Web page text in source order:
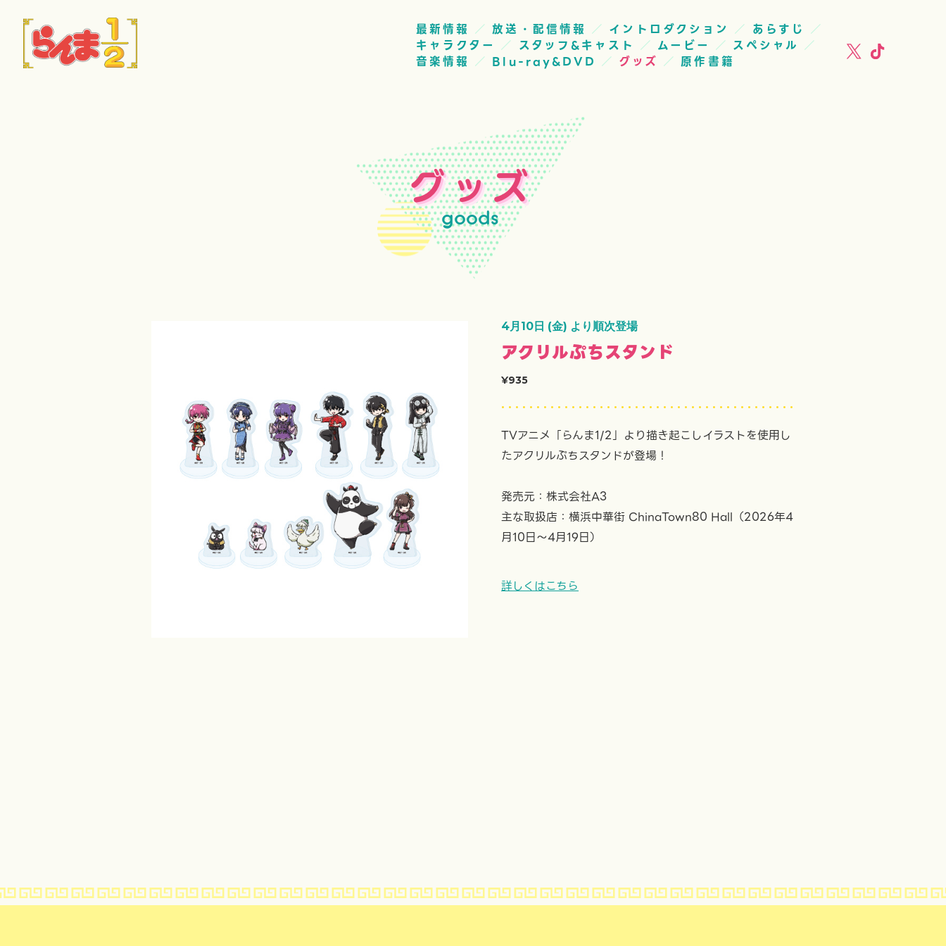
最新情報 放送・配信情報 イントロダクション
あらすじ
キャラクター
スタッフ&キャスト ムービー
スペシャル
音楽情報
Blu-ray&DVD グッズ 原作書籍
グッズ
goods
4月10日 (金) より順次登場
アクリルぷちスタンド
¥935
TVアニメ「らんま1/2」より描き起こしイラストを使用し
たアクリルぷちスタンドが登場！
発売元：株式会社A3
主な取扱店：横浜中華街 ChinaTown80 Hall（2026年4
月10日～4月19日）
詳しくはこちら